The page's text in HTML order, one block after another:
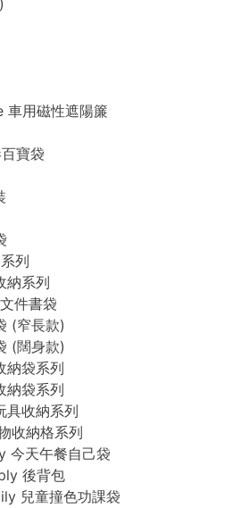
車用磁性遮陽簾
寶袋
列
納系列
件書袋
(窄長款)
(闊身款)
納袋系列
納袋系列
具收納系列
收納格系列
今天午餐自己袋
後背包
兒童撞色功課袋